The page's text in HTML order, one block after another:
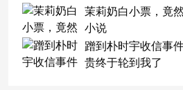
茉莉奶白小票，竟
小说
蹭到朴时宇收信事
贵终于轮到我了